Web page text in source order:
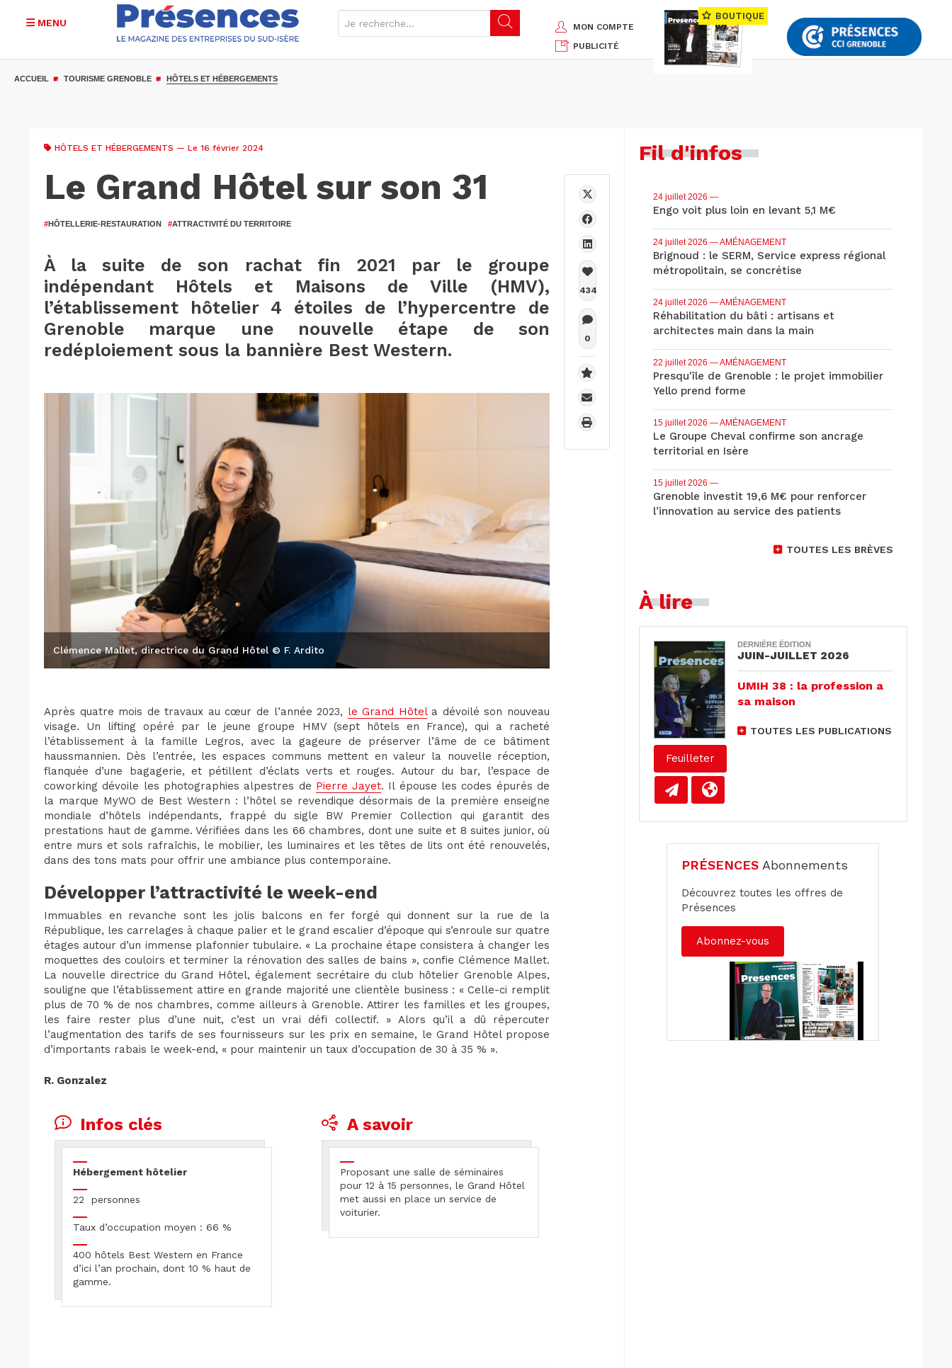
MENU
MON COMPTE
PUBLICITÉ
BOUTIQUE
ACCUEIL TOURISME GRENOBLE HÔTELS ET HÉBERGEMENTS
HÔTELS ET HÉBERGEMENTS — Le 16 février 2024
Le Grand Hôtel sur son 31
#HÔTELLERIE-RESTAURATION #ATTRACTIVITÉ DU TERRITOIRE
À la suite de son rachat fin 2021 par le groupe
indépendant Hôtels et Maisons de Ville (HMV),
l’établissement hôtelier 4 étoiles de l’hypercentre de
Grenoble marque une nouvelle étape de son
redéploiement sous la bannière Best Western.
Clémence Mallet, directrice du Grand Hôtel © F. Ardito
Après quatre mois de travaux au cœur de l’année 2023, le Grand Hôtela dévoilé son nouveau
visage. Un lifting opéré par le jeune groupe HMV (sept hôtels en France), qui a racheté
l’établissement à la famille Legros, avec la gageure de préserver l’âme de ce bâtiment
haussmannien. Dès l’entrée, les espaces communs mettent en valeur la nouvelle réception,
flanquée d’une bagagerie, et pétillent d’éclats verts et rouges. Autour du bar, l’espace de
coworking dévoile les photographies alpestres de Pierre Jayet. Il épouse les codes épurés de
la marque MyWO de Best Western : l’hôtel se revendique désormais de la première enseigne
mondiale d’hôtels indépendants, frappé du sigle BW Premier Collection qui garantit des
prestations haut de gamme. Vérifiées dans les 66 chambres, dont une suite et 8 suites junior, où
entre murs et sols rafraîchis, le mobilier, les luminaires et les têtes de lits ont été renouvelés,
dans des tons mats pour offrir une ambiance plus contemporaine.
Développer l’attractivité le week-end
Immuables en revanche sont les jolis balcons en fer forgé qui donnent sur la rue de la
République, les carrelages à chaque palier et le grand escalier d’époque qui s’enroule sur quatre
étages autour d’un immense plafonnier tubulaire. « La prochaine étape consistera à changer les
moquettes des couloirs et terminer la rénovation des salles de bains », confie Clémence Mallet.
La nouvelle directrice du Grand Hôtel, également secrétaire du club hôtelier Grenoble Alpes,
souligne que l’établissement attire en grande majorité une clientèle business : « Celle-ci remplit
plus de 70 % de nos chambres, comme ailleurs à Grenoble. Attirer les familles et les groupes,
les faire rester plus d’une nuit, c’est un vrai défi collectif. » Alors qu’il a dû répercuter
l’augmentation des tarifs de ses fournisseurs sur les prix en semaine, le Grand Hôtel propose
d’importants rabais le week-end, « pour maintenir un taux d’occupation de 30 à 35 % ».
R. Gonzalez
Infos clés
Hébergement hôtelier
22 personnes
Taux d’occupation moyen : 66 %
400 hôtels Best Western en France
d’ici l’an prochain, dont 10 % haut de
gamme.
A savoir
Proposant une salle de séminaires
pour 12 à 15 personnes, le Grand Hôtel
met aussi en place un service de
voiturier.
434
0
Fil d'infos
24 juillet 2026 —
Engo voit plus loin en levant 5,1 M€
24 juillet 2026 — AMÉNAGEMENT
Brignoud : le SERM, Service express régional
métropolitain, se concrétise
24 juillet 2026 — AMÉNAGEMENT
Réhabilitation du bâti : artisans et
architectes main dans la main
22 juillet 2026 — AMÉNAGEMENT
Presqu'île de Grenoble : le projet immobilier
Yello prend forme
15 juillet 2026 — AMÉNAGEMENT
Le Groupe Cheval confirme son ancrage
territorial en Isère
15 juillet 2026 —
Grenoble investit 19,6 M€ pour renforcer
l’innovation au service des patients
TOUTES LES BRÈVES
À lire
Feuilleter
DERNIÈRE ÉDITION
JUIN-JUILLET 2026
UMIH 38 : la profession a
sa maison
TOUTES LES PUBLICATIONS
PRÉSENCES Abonnements
Découvrez toutes les offres de
Présences
Abonnez-vous